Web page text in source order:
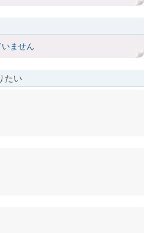
ません
たい